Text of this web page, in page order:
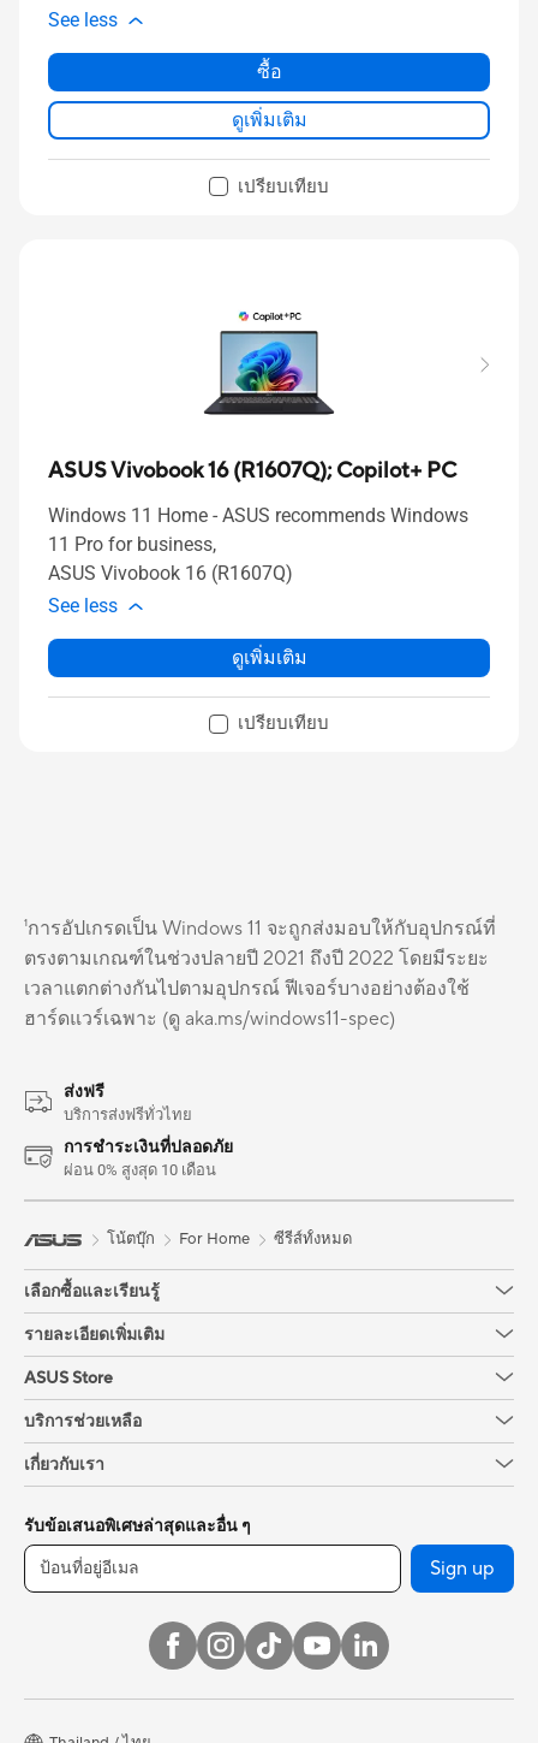
See less
ซื้อ
ดูเพิ่มเติม
เปรียบเทียบ
ASUS Vivobook 16 (R1607Q);Copilot+ PC
Windows 11 Home - ASUS recommends Windows
11 Pro for business,
ASUS Vivobook 16 (R1607Q)
See less
ดูเพิ่มเติม
เปรียบเทียบ
¹การอัปเกรดเป็น Windows 11 จะถูกส่งมอบให้กับอุปกรณ์ที่
ตรงตามเกณฑ์ในช่วงปลายปี 2021 ถึงปี 2022 โดยมีระยะ
เวลาแตกต่างกันไปตามอุปกรณ์ ฟีเจอร์บางอย่างต้องใช้
ฮาร์ดแวร์เฉพาะ (ดู aka.ms/windows11-spec)
ส่งฟรี
บริการส่งฟรีทั่วไทย
การชำระเงินที่ปลอดภัย
ผ่อน 0% สูงสุด 10 เดือน
โน้ตบุ๊ก For Home ซีรีส์ทั้งหมด
เลือกซื้อและเรียนรู้
รายละเอียดเพิ่มเติม
ASUS Store
บริการช่วยเหลือ
เกี่ยวกับเรา
รับข้อเสนอพิเศษล่าสุดและอื่น ๆ
Sign up